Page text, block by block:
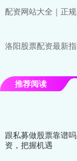
配资网站大全｜正
洛阳股票配资最新
推荐阅读
跟私募做股票靠谱
资，把握机遇